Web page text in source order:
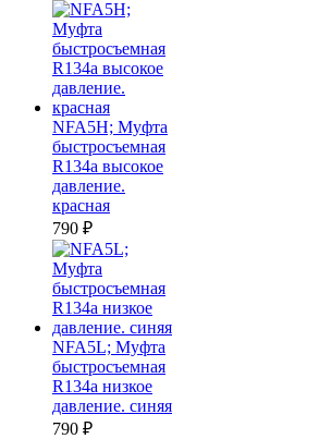
NFA5H; Муфта
быстросъемная
R134a высокое
давление.
красная
790 ₽
NFA5L; Муфта
быстросъемная
R134a низкое
давление. синяя
790 ₽